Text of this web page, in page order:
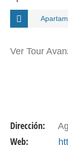
Ver Tour
Dirección:
Web: